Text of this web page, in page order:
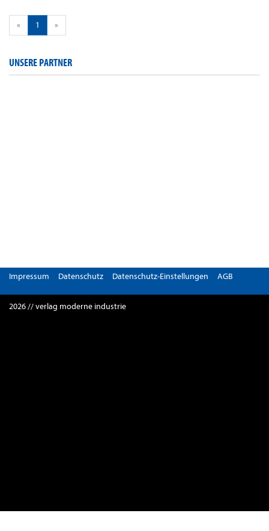
« 1 »
UNSERE PARTNER
Impressum Datenschutz Datenschutz-Einstellungen AGB
2026 // verlag moderne industrie